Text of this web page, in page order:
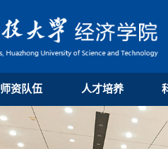
师资队伍 人才培养